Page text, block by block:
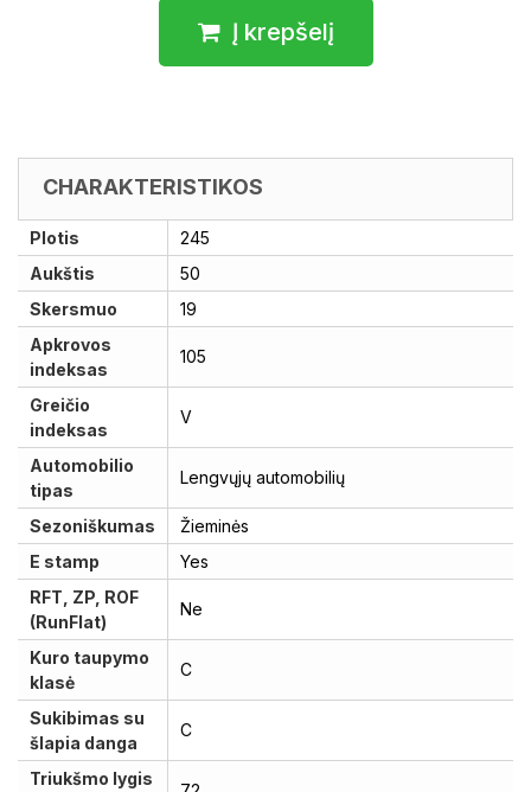
Į krepšelį
CHARAKTERISTIKOS
Plotis
245
Aukštis
50
Skersmuo
19
Apkrovos
indeksas
105
Greičio
indeksas
V
Automobilio
tipas
Lengvųjų automobilių
Sezoniškumas
Žieminės
E stamp
Yes
RFT, ZP, ROF
(RunFlat)
Ne
Kuro taupymo
klasė
C
Sukibimas su
šlapia danga
C
Triukšmo lygis